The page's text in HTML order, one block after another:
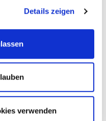
Details zeigen
verwenden
Sie gleich den